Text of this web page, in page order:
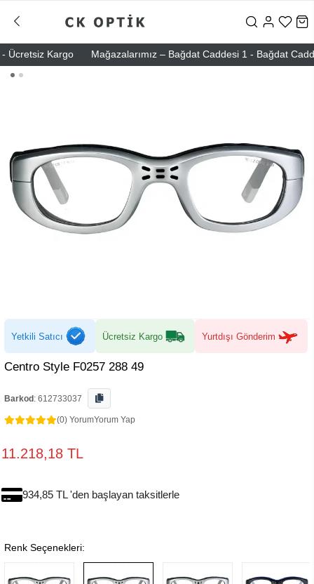
Kargo Mağazalarımız – Bağdat Caddesi 1 - Bağdat
Yetkili Satıcı Ücretsiz Kargo Yurtdışı Gönderim
Centro Style F0257 288 49
Barkod : 612733037
(0) YorumYorum Yap
11.218,18 TL
934,85 TL 'den başlayan taksitlerle
Renk Seçenekleri: